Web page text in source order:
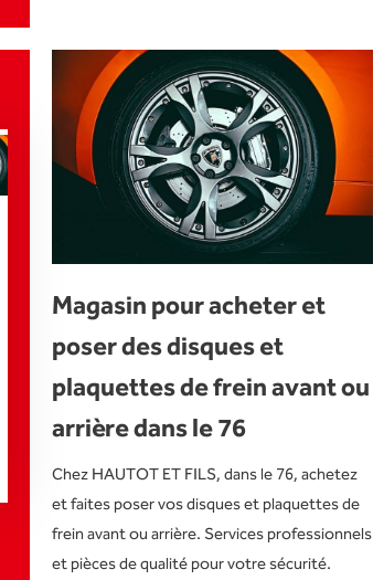
Magasin pour acheter et
poser des disques et
plaquettes de frein avant ou
arrière dans le 76
Chez HAUTOT ET FILS, dans le 76, achetez
et faites poser vos disques et plaquettes de
frein avant ou arrière. Services professionnels
et pièces de qualité pour votre sécurité.